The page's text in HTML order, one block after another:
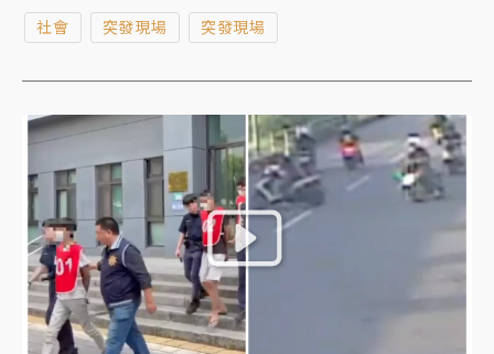
對方口氣不佳才會心生不滿，朝開發公司丟擲爆裂物洩
口遭人開槍有關，警詢後依《刑法》公共危險、恐嚇、
《槍砲彈藥刀械管制條例》將施男移送法辦，稍早新北
地檢署檢察官複訊後，認為施男涉最輕本刑五年重罪，
有逃亡、勾串共犯及證人之虞，向法院聲請羈押禁見。
社會 突發現場 突發現場